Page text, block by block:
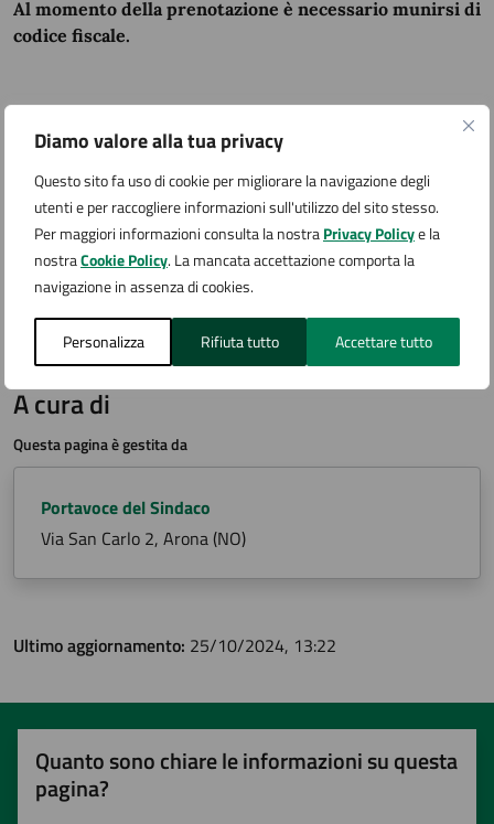
Diamo valore alla tua privacy
Questo sito fa uso di cookie per migliorare la navigazione degli
utenti e per raccogliere informazioni sull'utilizzo del sito stesso.
Per maggiori informazioni consulta la nostraPrivacy Policye la
nostraCookie Policy. La mancata accettazione comporta la
navigazione in assenza di cookies.
Personalizza Rifiuta tutto Accettare tutto
Al momento della prenotazione è necessario munirsi di
codice fiscale.
prenotazione vaccinazioni Comune di
Arona
A cura di
Questa pagina è gestita da
Portavoce del Sindaco
Via San Carlo 2, Arona (NO)
Ultimo aggiornamento: 25/10/2024, 13:22
Quanto sono chiare le informazioni su questa
pagina?